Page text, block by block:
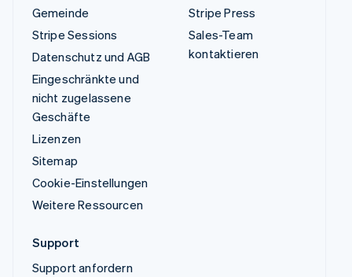
Gemeinde
Stripe Sessions
Datenschutz und AGB
Eingeschränkte und
nicht zugelassene
Geschäfte
Lizenzen
Sitemap
Cookie-Einstellungen
Weitere Ressourcen
Stripe Press
Sales-Team
kontaktieren
Support
Support anfordern